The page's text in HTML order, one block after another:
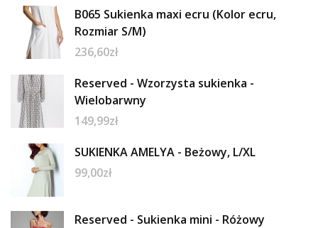
B065 Sukienka maxi ecru (Kolor ecru,
Rozmiar S/M)
236,60zł
Reserved - Wzorzysta sukienka -
Wielobarwny
149,99zł
SUKIENKA AMELYA - Beżowy, L/XL
99,00zł
Reserved - Sukienka mini - Różowy